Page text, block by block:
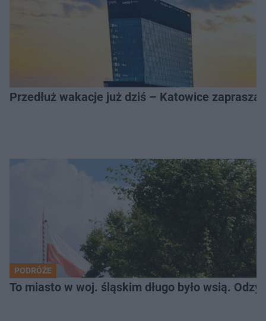
Przedłuż wakacje już dziś – Katowice
PODRÓŻE
To miasto w woj. śląskim długo było wsią.